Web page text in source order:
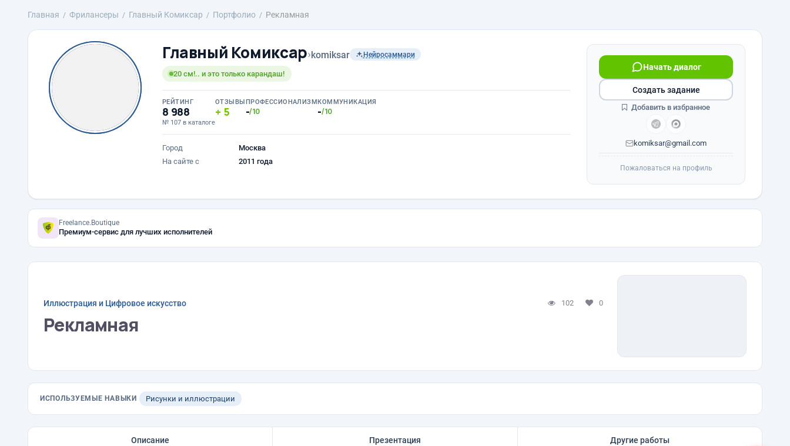
Главная Фрилансеры Главный Комиксар Портфолио Рекламная
Главный Комиксар›komiksar Нейросаммари
20 см!.. и это только карандаш!
РЕЙТИНГ
8 988
№ 107 в каталоге
ОТЗЫВЫ
5
ПРОФЕССИОНАЛИЗМ
-/10
КОММУНИКАЦИЯ
-/10
Город
Москва
На сайте с
2011 года
Начать диалог
komiksar@gmail.com
Создать задание
Добавить в избранное
Пожаловаться на профиль
Freelance.Boutique
Премиум-сервис для лучших исполнителей
Иллюстрация и Цифровое искусство 102 0
Рекламная
ИСПОЛЬЗУЕМЫЕ НАВЫКИ Рисунки и иллюстрации
Описание Презентация Другие работы